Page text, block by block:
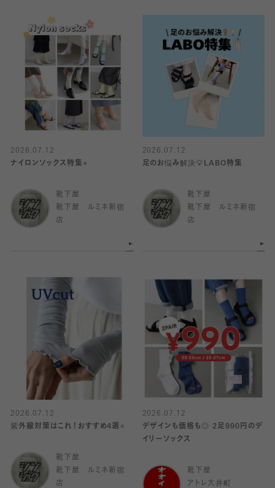
2026.07.12
ナイロンソックス特集⭐︎
靴下屋
靴下屋 ルミネ新宿
店
2026.07.12
足のお悩み解決💡LABO特集
靴下屋
靴下屋 ルミネ新宿
店
2026.07.12
紫外線対策はこれ！おすすめ4選⭐️
靴下屋
靴下屋 ルミネ新宿
店
2026.07.12
デザインも価格も◎ 2足990円のデ
イリーソックス
靴下屋
アトレ大井町